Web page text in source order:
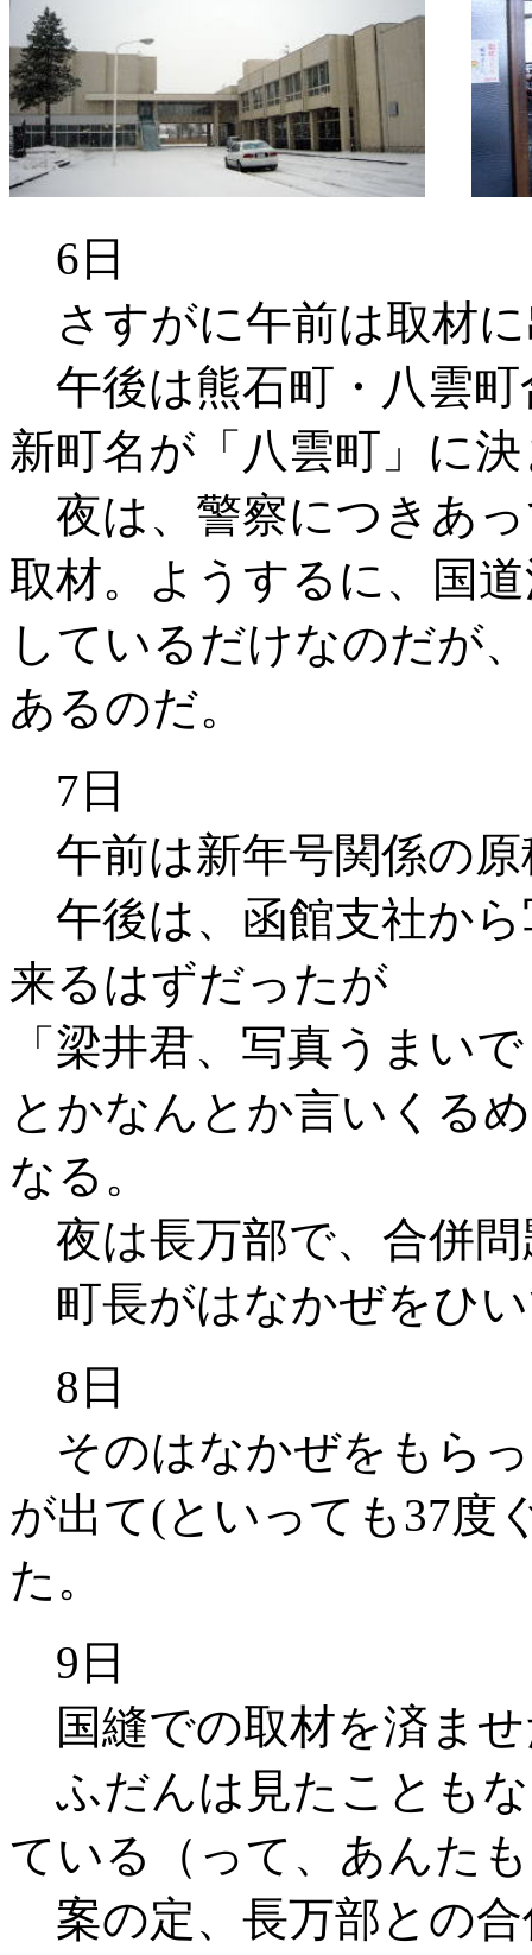
6日
さすがに午前は取材
午後は熊石町・八雲町
新町名が「八雲町」に
夜は、警察につきあ
取材。ようするに、国
しているだけなのだが
あるのだ。
7日
午前は新年号関係の原
午後は、函館支社から
来るはずだったが
「梁井君、写真うまい
とかなんとか言いくる
なる。
夜は長万部で、合併問
町長がはなかぜをひ
8日
そのはなかぜをもら
が出て(といっても37度
た。
9日
国縫での取材を済ませ
ふだんは見たことも
ている（って、あんた
案の定、長万部との